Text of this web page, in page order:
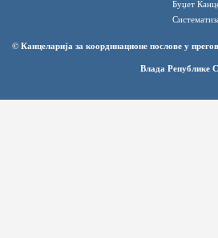
Буџет
© Канцеларија за координационе послове у
Влада Републике